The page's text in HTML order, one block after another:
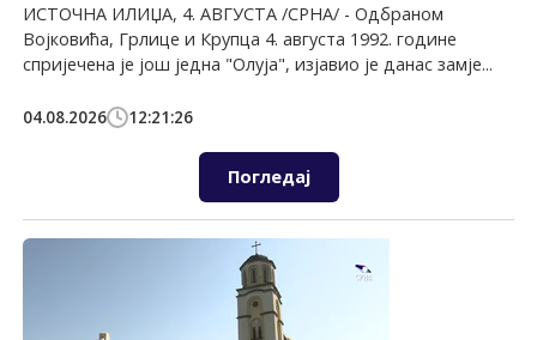
ИСТОЧНА ИЛИЏА, 4. АВГУСТА /СРНА/ - Одбраном
Војковића, Грлице и Крупца 4. августа 1992. године
спријечена je још једна "Олуја", изјавио је данас замје...
04.08.2026 12:21:26
Погледај